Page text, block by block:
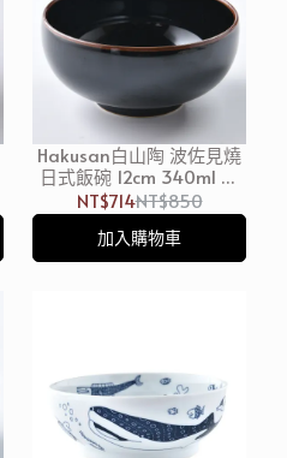
Hakusan白山陶 波佐見燒
日式飯碗 12cm 340ml 天
目 日本製
NT$714NT$850
加入購物車